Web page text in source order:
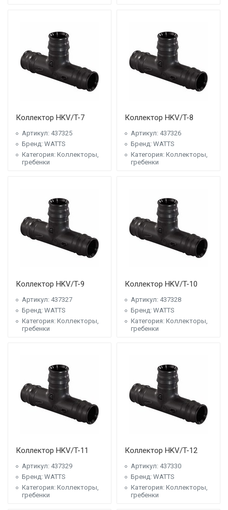
Коллектор HKV/T-7
Артикул: 437325
Бренд: WATTS
Категория: Коллекторы,
гребенки
Коллектор HKV/T-8
Артикул: 437326
Бренд: WATTS
Категория: Коллекторы,
гребенки
Коллектор HKV/T-9
Артикул: 437327
Бренд: WATTS
Категория: Коллекторы,
гребенки
Коллектор HKV/T-10
Артикул: 437328
Бренд: WATTS
Категория: Коллекторы,
гребенки
Коллектор HKV/T-11
Артикул: 437329
Бренд: WATTS
Категория: Коллекторы,
гребенки
Коллектор HKV/T-12
Артикул: 437330
Бренд: WATTS
Категория: Коллекторы,
гребенки